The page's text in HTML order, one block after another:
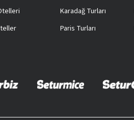
Karadağ Turları
Paris Turları